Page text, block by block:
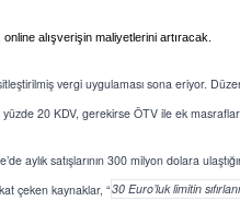
alışverişin maliyetlerini artıracak.
vergi uygulaması sona eriyor.
20 KDV, gerekirse ÖTV ile ek
aylık satışlarının 300 milyon dolara
çeken kaynaklar, “30 Euro’luk limitin